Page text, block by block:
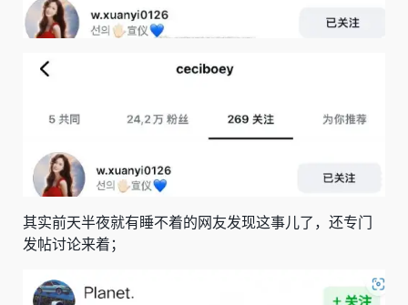
其实前天半夜就有睡不着的网友发现这事儿了，还专门
发帖讨论来着；